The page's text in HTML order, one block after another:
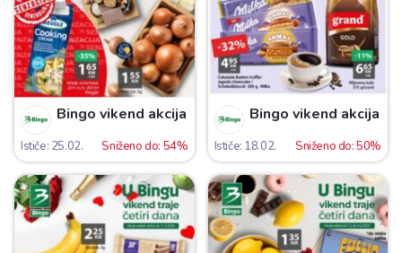
Bingo vikend akcija
Ističe: 25.02. Sniženo do: 54%
Bingo vikend akcija
Ističe: 18.02. Sniženo do: 50%